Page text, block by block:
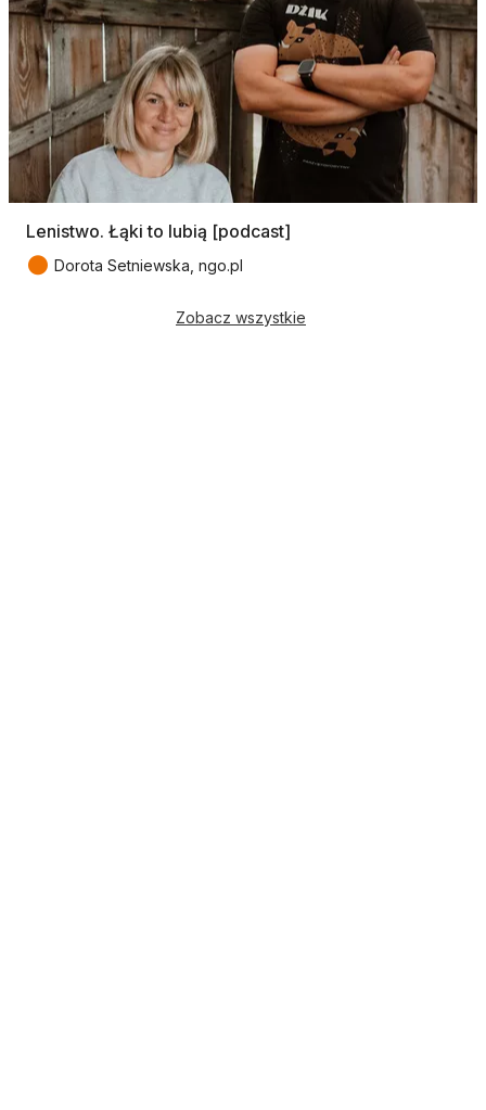
Lenistwo. Łąki to lubią [podcast]
● Dorota Setniewska, ngo.pl
Zobacz wszystkie